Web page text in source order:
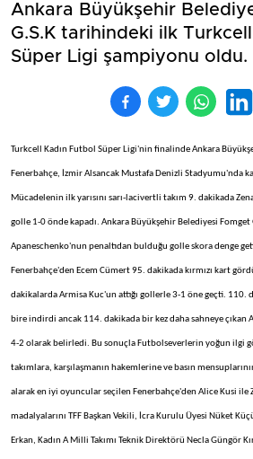
Ankara Büyükşehir
G.S.K tarihindeki ilk Turkcell
Süper Ligi şampiyonu oldu.
Turkcell Kadın Futbol Süper Ligi'nin finalinde Ankara
Fenerbahçe, İzmir Alsancak Mustafa Denizli Stadyumu'nda
Mücadelenin ilk yarısını sarı-lacivertli takım 9. dakikada
golle 1-0 önde kapadı. Ankara Büyükşehir Belediyesi Fomget
Apaneschenko'nun penaltıdan bulduğu golle skora denge
Fenerbahçe'den Ecem Cümert 95. dakikada kırmızı kart
dakikalarda Armisa Kuc'un attığı gollerle 3-1 öne geçti. 110.
bire indirdi ancak 114. dakikada bir kez daha sahneye çıkan
4-2 olarak belirledi. Bu sonuçla Futbolseverlerin yoğun ilgi
takımlara, karşılaşmanın hakemlerine ve basın
alarak en iyi oyuncular seçilen Fenerbahçe'den Alice Kusi ile
madalyalarını TFF Başkan Vekili, İcra Kurulu Üyesi Nüket
Erkan, Kadın A Milli Takımı Teknik Direktörü Necla Güngör